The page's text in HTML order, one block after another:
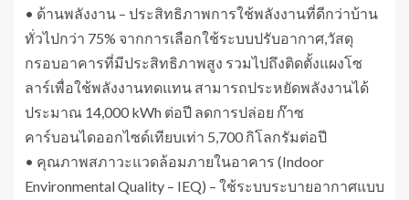
• ด้านพลังงาน – ประสิทธิภาพการใช้พลังงานที่ดีกว่าบ้าน
ทั่วไปกว่า 75% จากการเลือกใช้ระบบปรับอากาศ,วัสดุ
กรอบอาคารที่มีประสิทธิภาพสูง รวมไปถึงติดตั้งแผงโซ
ลาร์เพื่อใช้พลังงานทดแทน สามารถประหยัดพลังงานได้
ประมาณ 14,000 kWh ต่อปี ลดการปล่อย ก๊าซ
คาร์บอนไดออกไซด์เทียบเท่า 5,700 กิโลกรัมต่อปี
• คุณภาพสภาวะแวดล้อมภายในอาคาร (Indoor
Environmental Quality – IEQ) – ใช้ระบบระบายอากาศแบบ